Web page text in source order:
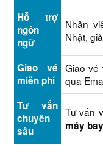
Hỗ trợ
ngôn
ngữ
Nhân
Nhật,
Giao vé
miễn phí
Giao vé
qua
Tư vấn
chuyên
sâu
Tư vấn
máy